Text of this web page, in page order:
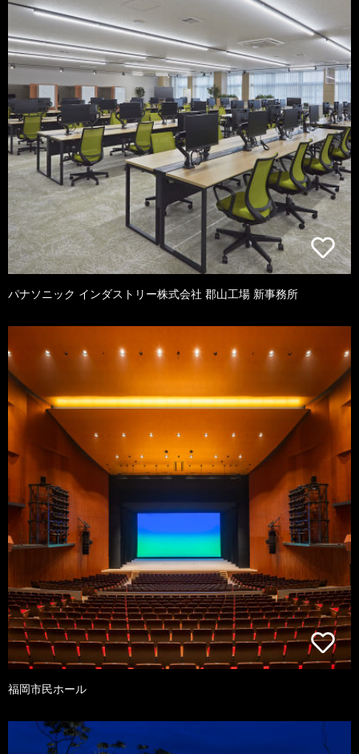
パナソニック インダストリー株式会社 郡山工場 新事務所
福岡市民ホール